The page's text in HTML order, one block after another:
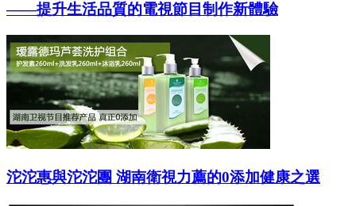
——提升生活品質的電視節目制作新體驗
沱沱惠與沱沱團 湖南衛視力薦的0添加健康之選